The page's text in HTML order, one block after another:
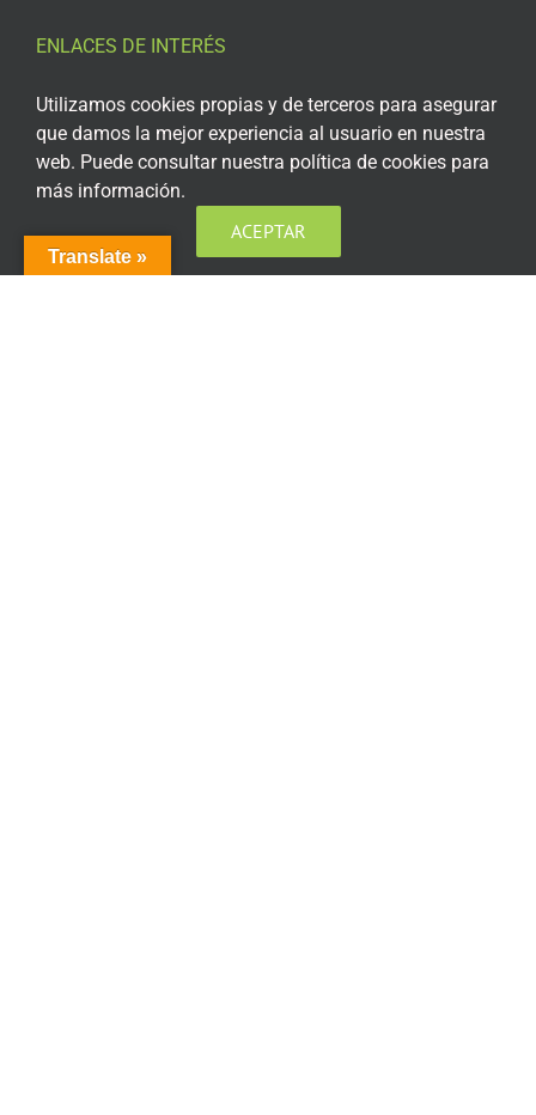
ENLACES DE INTERÉS
Aviso Legal
Política de privacidad
Política de privacidad Redes Sociales
Política de cookies
Translate »
Utilizamos cookies propias y de terceros para asegurar
que damos la mejor experiencia al usuario en nuestra
web. Puede consultar nuestra política de cookies para
más información.
ACEPTAR